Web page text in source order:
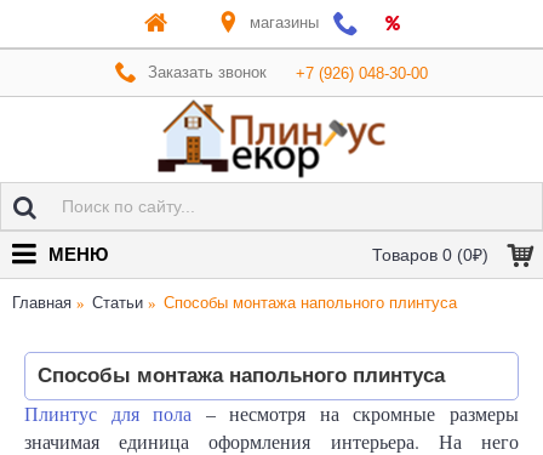
магазины
Заказать звонок +7 (926) 048-30-00
Товаров 0 (0₽)
МЕНЮ
Главная Статьи Способы монтажа напольного плинтуса
Способы монтажа напольного плинтуса
Плинтус для пола – несмотря на скромные размеры
значимая единица оформления интерьера. На него